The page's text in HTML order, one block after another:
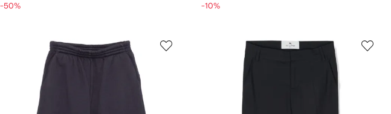
-50% -10%